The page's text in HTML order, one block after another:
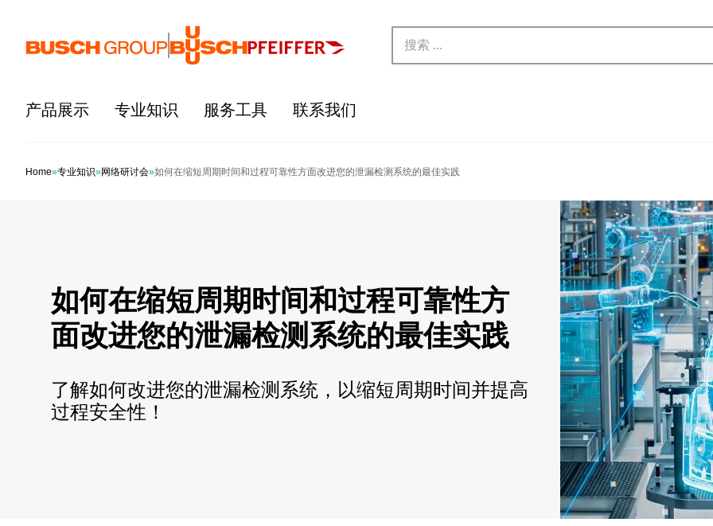
产品展示 专业知识 服务工具 联系我们
Home»专业知识»网络研讨会»如何在缩短周期时间和过程可靠性方面改进您的泄漏检测系统的最佳实践
如何在缩短周期时间和过程可靠性方
面改进您的泄漏检测系统的最佳实践
了解如何改进您的泄漏检测系统，以缩短周期时间并提高
过程安全性！